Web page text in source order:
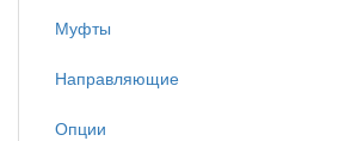
Муфты
Направляющие
Опции